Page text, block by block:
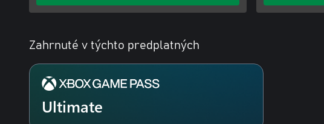
Pack
Zahrnuté v týchto predplatných
Ultimate